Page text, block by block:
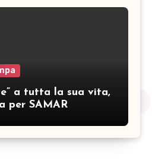
a tutta la sua vita,
per SAMAR